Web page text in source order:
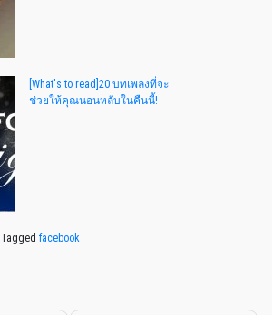
[What's to read]20 บทเพลงที่จะ
ช่วยให้คุณนอนหลับในคืนนี้!
Tagged facebook